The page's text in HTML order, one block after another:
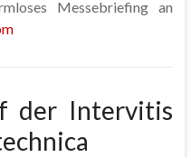
Messebriefing an
der Intervitis